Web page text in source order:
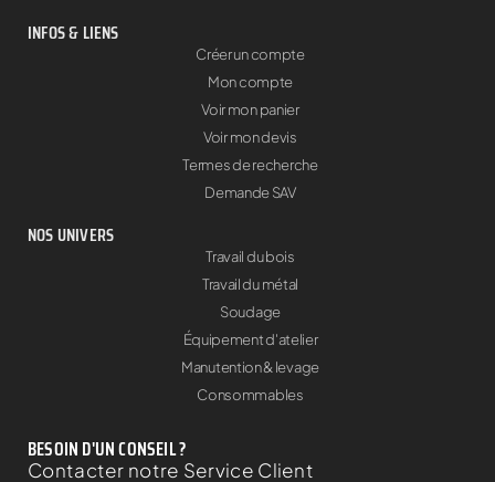
INFOS & LIENS
Créer un compte
Mon compte
Voir mon panier
Voir mon devis
Termes de recherche
Demande SAV
NOS UNIVERS
Travail du bois
Travail du métal
Soudage
Équipement d'atelier
Manutention & levage
Consommables
BESOIN D'UN CONSEIL ?
Contacter notre Service Client